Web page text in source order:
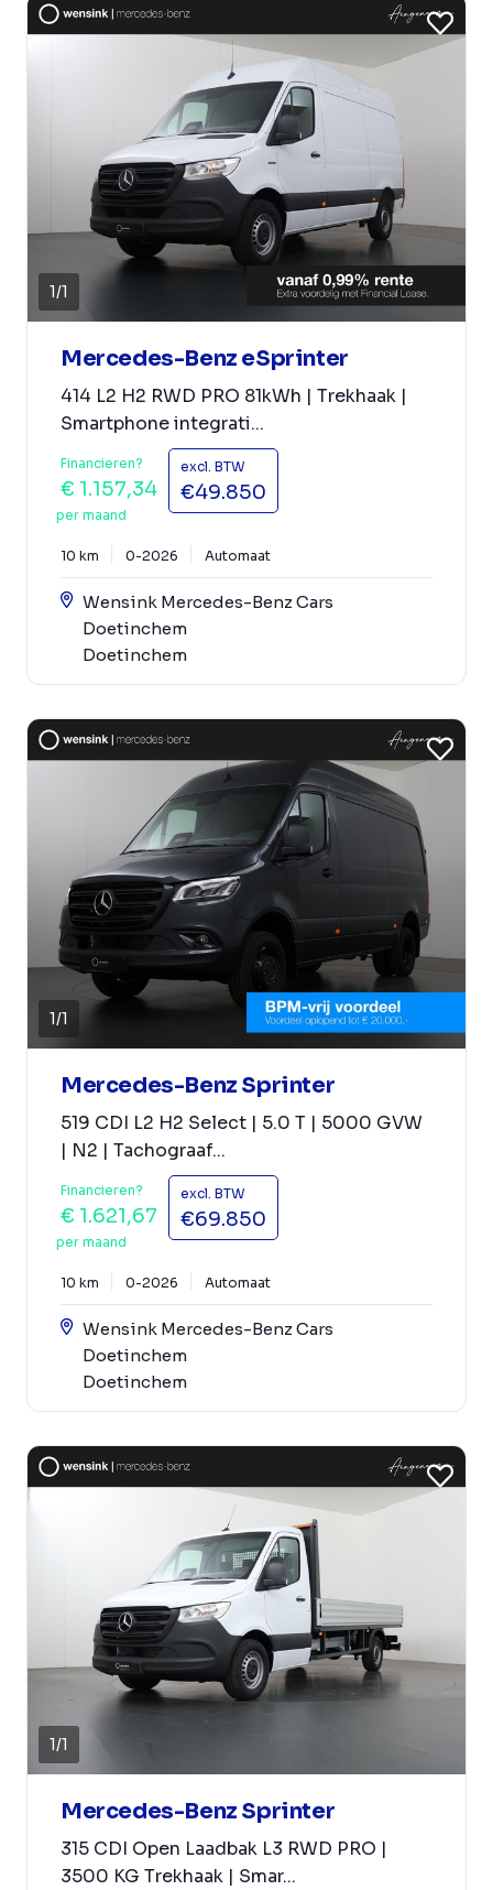
1/1
Mercedes-Benz eSprinter
414 L2 H2 RWD PRO 81kWh | Trekhaak |
Smartphone integrati...
Financieren?
€ 1.157,34
per maand
excl. BTW
€49.850
10 km 0-2026 Automaat
Wensink Mercedes-Benz Cars
Doetinchem
Doetinchem
1/1
Mercedes-Benz Sprinter
519 CDI L2 H2 Select | 5.0 T | 5000 GVW
| N2 | Tachograaf...
Financieren?
€ 1.621,67
per maand
excl. BTW
€69.850
10 km 0-2026 Automaat
Wensink Mercedes-Benz Cars
Doetinchem
Doetinchem
1/1
Mercedes-Benz Sprinter
315 CDI Open Laadbak L3 RWD PRO |
3500 KG Trekhaak | Smar...